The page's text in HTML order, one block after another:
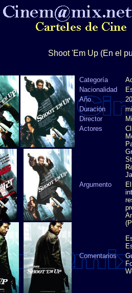
Shoot 'Em Up (En el
Categoría
Nacionalidad
Año
Duración
Director
Actores
Argumento
Comentarios